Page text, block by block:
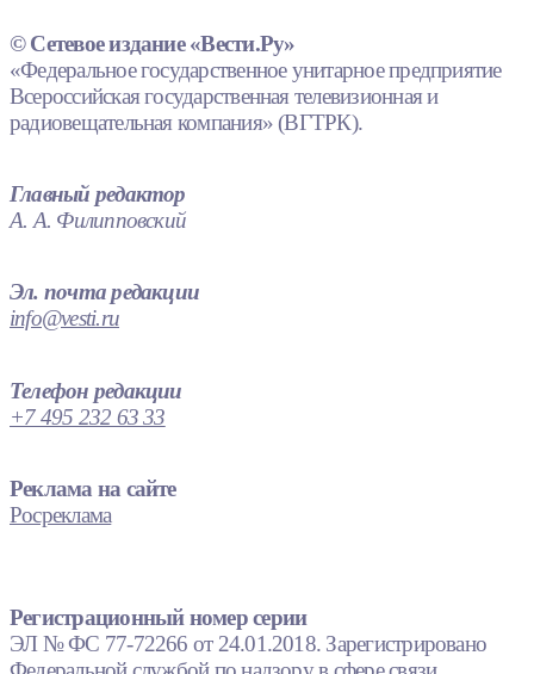
© Сетевое издание «Вести.Ру»
«Федеральное государственное унитарное предприятие
Всероссийская государственная телевизионная и
радиовещательная компания» (ВГТРК).
Главный редактор
А. А. Филипповский
Эл. почта редакции
info@vesti.ru
Телефон редакции
+7 495 232 63 33
Реклама на сайте
Росреклама
Регистрационный номер серии
ЭЛ № ФС 77-72266 от 24.01.2018. Зарегистрировано